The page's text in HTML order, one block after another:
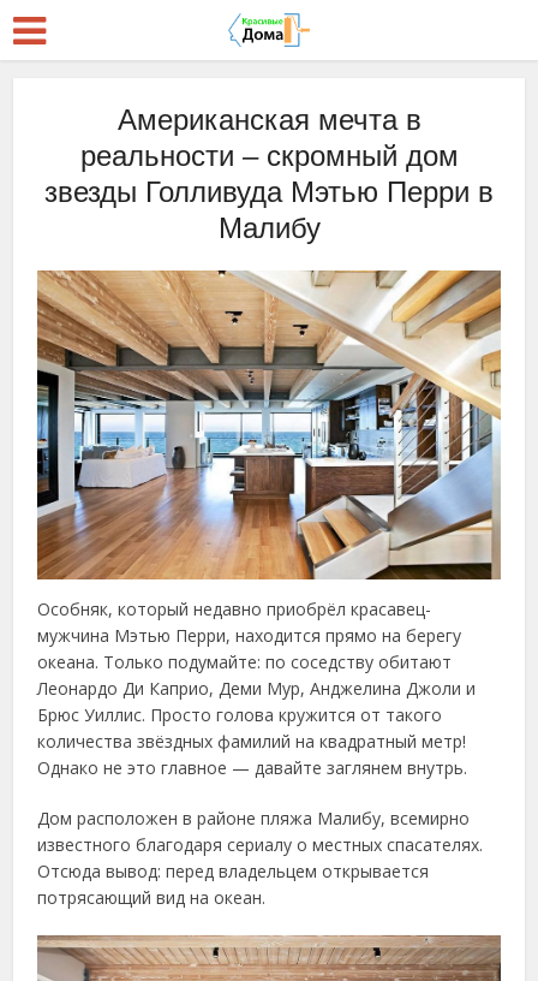
Американская мечта в
реальности ‒ скромный дом
звезды Голливуда Мэтью Перри в
Малибу
Особняк, который недавно приобрёл красавец-
мужчина Мэтью Перри, находится прямо на берегу
океана. Только подумайте: по соседству обитают
Леонардо Ди Каприо, Деми Мур, Анджелина Джоли и
Брюс Уиллис. Просто голова кружится от такого
количества звёздных фамилий на квадратный метр!
Однако не это главное — давайте заглянем внутрь.
Дом расположен в районе пляжа Малибу, всемирно
известного благодаря сериалу о местных спасателях.
Отсюда вывод: перед владельцем открывается
потрясающий вид на океан.